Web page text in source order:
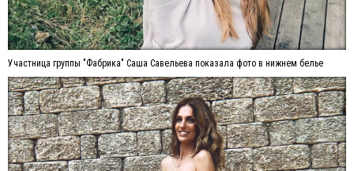
Участница группы "Фабрика" Саша Савельева показала фото в нижнем белье